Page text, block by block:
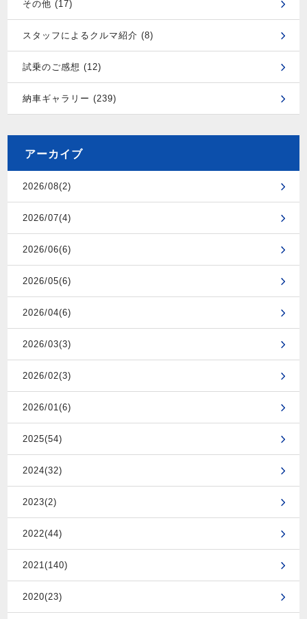
その他 (17)
スタッフによるクルマ紹介 (8)
試乗のご感想 (12)
納車ギャラリー (239)
アーカイブ
2026/08(2)
2026/07(4)
2026/06(6)
2026/05(6)
2026/04(6)
2026/03(3)
2026/02(3)
2026/01(6)
2025(54)
2024(32)
2023(2)
2022(44)
2021(140)
2020(23)